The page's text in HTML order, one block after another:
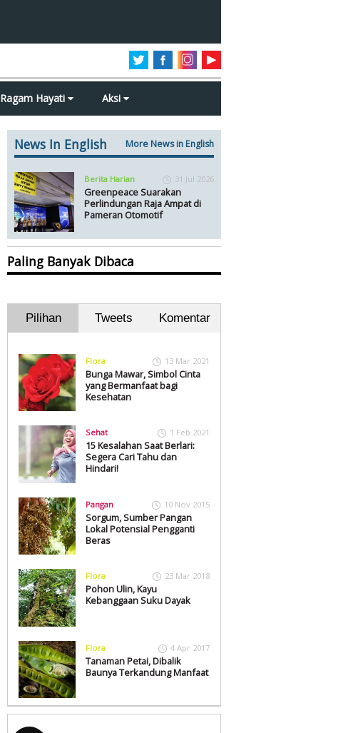
Ragam Hayati Aksi
News In English More News in English
Berita Harian 31 Jul 2026
Greenpeace Suarakan
Perlindungan Raja Ampat di
Pameran Otomotif
Paling Banyak Dibaca
Pilihan Tweets Komentar
Flora 13 Mar 2021
Bunga Mawar, Simbol Cinta
yang Bermanfaat bagi
Kesehatan
Sehat 1 Feb 2021
15 Kesalahan Saat Berlari:
Segera Cari Tahu dan
Hindari!
Pangan 10 Nov 2015
Sorgum, Sumber Pangan
Lokal Potensial Pengganti
Beras
Flora 23 Mar 2018
Pohon Ulin, Kayu
Kebanggaan Suku Dayak
Flora 4 Apr 2017
Tanaman Petai, Dibalik
Baunya Terkandung Manfaat